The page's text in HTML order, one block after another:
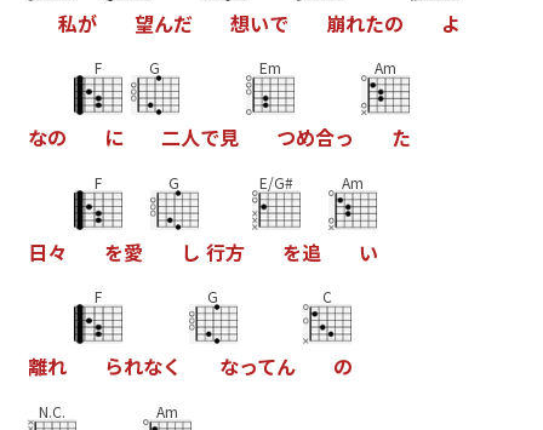
私が 望んだ 想いで 崩れたの よ
なの
F
に
G
二人で見
Em
つめ合っ
Am
た
日々
F
を愛
G
し 行方
E/G#
を追
Am
い
離れ
F
られなく
G
なってん
C
の
N.C. Am